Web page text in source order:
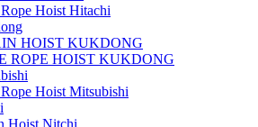
Hoist Hitachi
HOIST KUKDONG
ROPE HOIST KUKDONG
Hoist Mitsubishi
Hoist Nitchi